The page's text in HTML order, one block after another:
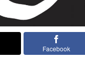
Facebook